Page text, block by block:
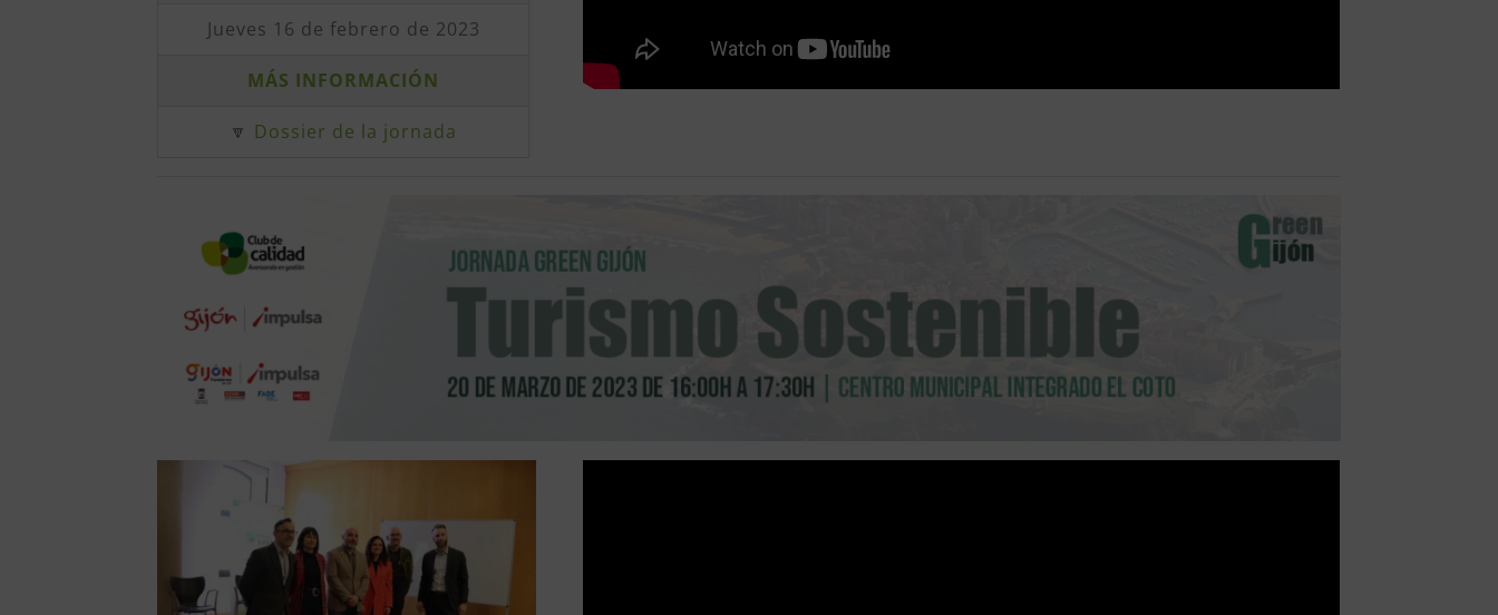
Jueves 16 de febrero de 2023
MÁS INFORMACIÓN
🔽 Dossier de la jornada